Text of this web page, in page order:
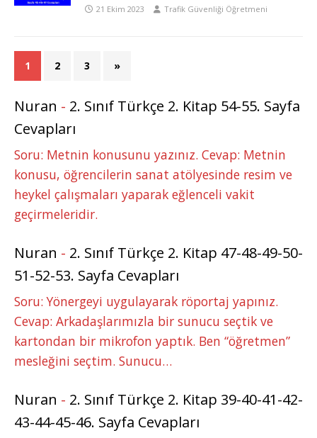
21 Ekim 2023 Trafik Güvenliği Öğretmeni
1 2 3 »
Nuran - 2. Sınıf Türkçe 2. Kitap 54-55. Sayfa
Cevapları
Soru: Metnin konusunu yazınız. Cevap: Metnin
konusu, öğrencilerin sanat atölyesinde resim ve
heykel çalışmaları yaparak eğlenceli vakit
geçirmeleridir.
Nuran - 2. Sınıf Türkçe 2. Kitap 47-48-49-50-
51-52-53. Sayfa Cevapları
Soru: Yönergeyi uygulayarak röportaj yapınız.
Cevap: Arkadaşlarımızla bir sunucu seçtik ve
kartondan bir mikrofon yaptık. Ben “öğretmen”
mesleğini seçtim. Sunucu…
Nuran - 2. Sınıf Türkçe 2. Kitap 39-40-41-42-
43-44-45-46. Sayfa Cevapları